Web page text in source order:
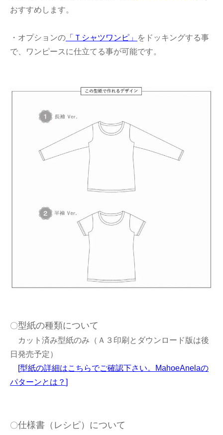
おすすめします。
・オプションの 「Ｔシャツワンピ」
をドッキングする事
で、ワンピースに仕立てる事が可能です。
〇型紙の種類について
カット済み型紙のみ（Ａ３印刷とダウンロード版は後
日発売予定）
[型紙の詳細はこちらでご確認下さい。MahoeAnelaの
パターンとは？ ]
〇仕様書（レシピ）について